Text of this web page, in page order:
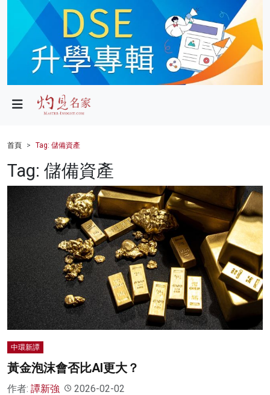
政局
財經
健康
商業
科技
影片
名家榜
灼見活動
首頁 Tag: 儲備資產
Tag: 儲備資產
中環新譚
黃金泡沫會否比AI更大？
作者: 譚新強 2026-02-02